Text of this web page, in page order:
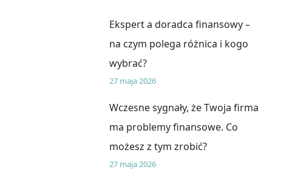
Ekspert a doradca finansowy –
na czym polega różnica i kogo
wybrać?
27 maja 2026
Wczesne sygnały, że Twoja firma
ma problemy finansowe. Co
możesz z tym zrobić?
27 maja 2026